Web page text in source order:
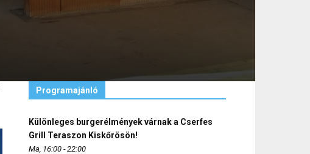
Programajánló
Különleges burgerélmények várnak a Cserfes
Grill Teraszon Kiskőrösön!
Ma, 16:00 - 22:00